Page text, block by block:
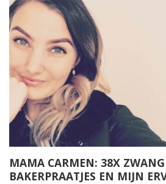
MAMA CARMEN: 38X
BAKERPRAATJES EN MIJN